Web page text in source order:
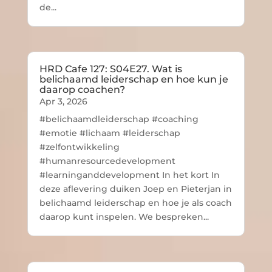
de...
HRD Cafe 127: S04E27. Wat is
belichaamd leiderschap en hoe kun je
daarop coachen?
Apr 3, 2026
#belichaamdleiderschap #coaching
#emotie #lichaam #leiderschap
#zelfontwikkeling
#humanresourcedevelopment
#learninganddevelopment In het kort In
deze aflevering duiken Joep en Pieterjan in
belichaamd leiderschap en hoe je als coach
daarop kunt inspelen. We bespreken...